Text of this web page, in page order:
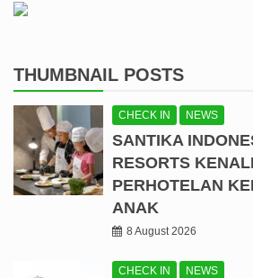
THUMBNAIL POSTS
CHECK IN NEWS
SANTIKA
RESORTS
PERHOTELAN
ANAK
8 August 2026
CHECK IN NEWS